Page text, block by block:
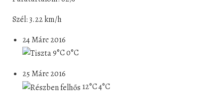
Szél: 3.22 km/h
24 Márc 2016
9°C0°C
25 Márc 2016
12°C4°C